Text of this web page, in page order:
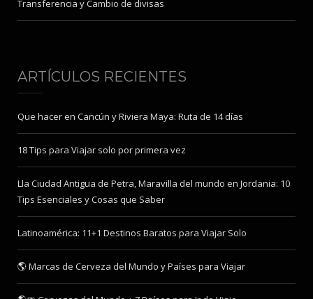
Transferencia y Cambio de divisas
ARTÍCULOS RECIENTES
Que hacer en Cancún y Riviera Maya: Ruta de 14 días
18 Tips para Viajar solo por primera vez
Lla Ciudad Antigua de Petra, Maravilla del mundo en Jordania: 10
Tips Esenciales y Cosas que Saber
Latinoamérica: 11+1 Destinos Baratos para Viajar Solo
🌎 Marcas de Cerveza del Mundo y Países para Viajar